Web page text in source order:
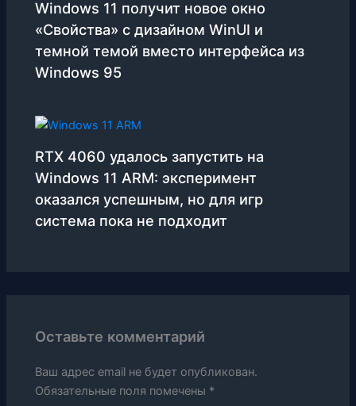
Windows 11 получит новое окно
«Свойства» с дизайном WinUI и
темной темой вместо интерфейса из
Windows 95
RTX 4060 удалось запустить на
Windows 11 ARM: эксперимент
оказался успешным, но для игр
система пока не подходит
Оставьте комментарий
Ваш адрес email не будет опубликован.
Обязательные поля помечены *